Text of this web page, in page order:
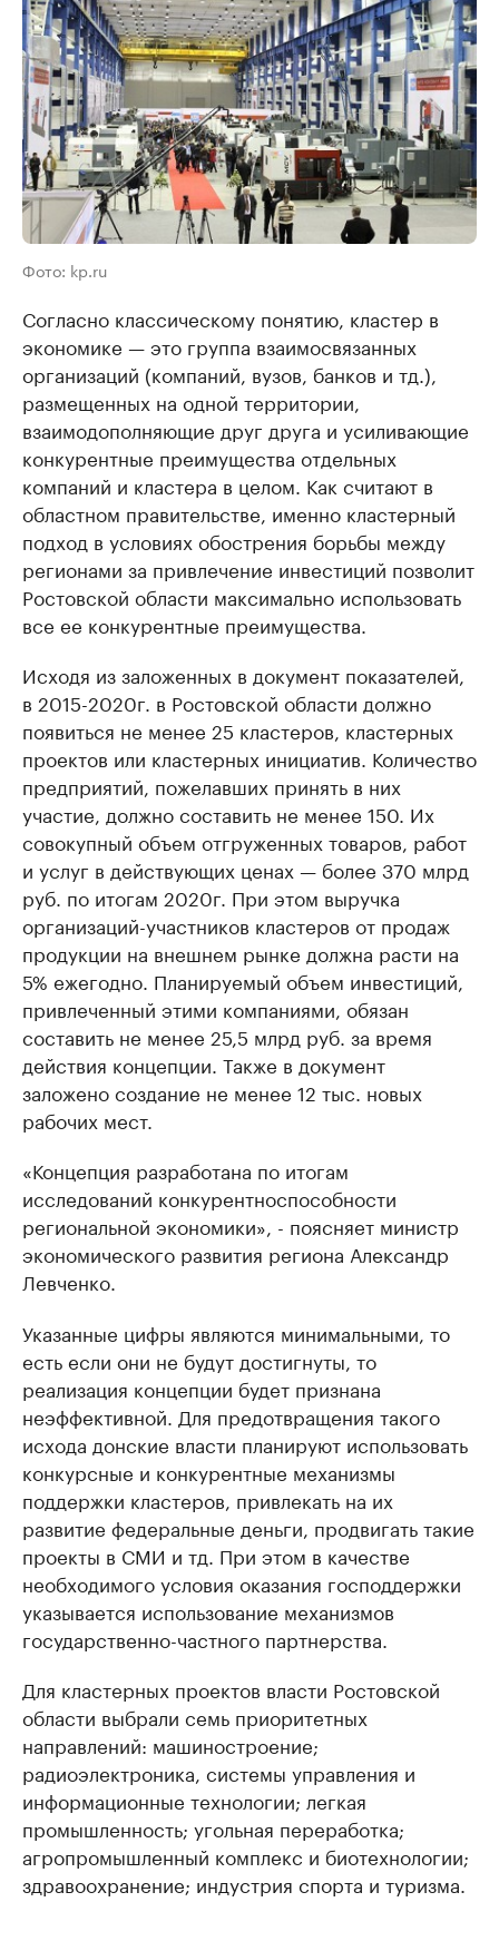
Фото: kp.ru
Согласно классическому понятию, кластер в
экономике — это группа взаимосвязанных
организаций (компаний, вузов, банков и тд.),
размещенных на одной территории,
взаимодополняющие друг друга и усиливающие
конкурентные преимущества отдельных
компаний и кластера в целом. Как считают в
областном правительстве, именно кластерный
подход в условиях обострения борьбы между
регионами за привлечение инвестиций позволит
Ростовской области максимально использовать
все ее конкурентные преимущества.
Исходя из заложенных в документ показателей,
в 2015-2020г. в Ростовской области должно
появиться не менее 25 кластеров, кластерных
проектов или кластерных инициатив. Количество
предприятий, пожелавших принять в них
участие, должно составить не менее 150. Их
совокупный объем отгруженных товаров, работ
и услуг в действующих ценах — более 370 млрд
руб. по итогам 2020г. При этом выручка
организаций-участников кластеров от продаж
продукции на внешнем рынке должна расти на
5% ежегодно. Планируемый объем инвестиций,
привлеченный этими компаниями, обязан
составить не менее 25,5 млрд руб. за время
действия концепции. Также в документ
заложено создание не менее 12 тыс. новых
рабочих мест.
«Концепция разработана по итогам
исследований конкурентноспособности
региональной экономики», - поясняет министр
экономического развития региона Александр
Левченко.
Указанные цифры являются минимальными, то
есть если они не будут достигнуты, то
реализация концепции будет признана
неэффективной. Для предотвращения такого
исхода донские власти планируют использовать
конкурсные и конкурентные механизмы
поддержки кластеров, привлекать на их
развитие федеральные деньги, продвигать такие
проекты в СМИ и тд. При этом в качестве
необходимого условия оказания господдержки
указывается использование механизмов
государственно-частного партнерства.
Для кластерных проектов власти Ростовской
области выбрали семь приоритетных
направлений: машиностроение;
радиоэлектроника, системы управления и
информационные технологии; легкая
промышленность; угольная переработка;
агропромышленный комплекс и биотехнологии;
здравоохранение; индустрия спорта и туризма.